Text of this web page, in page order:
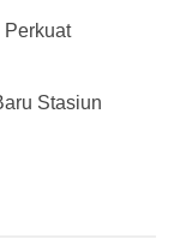
Perkuat
Stasiun